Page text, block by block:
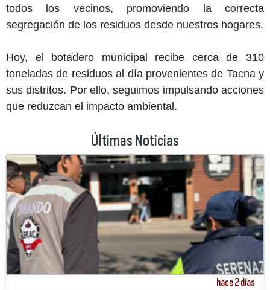
todos los vecinos, promoviendo la correcta
segregación de los residuos desde nuestros hogares.
Hoy, el botadero municipal recibe cerca de 310
toneladas de residuos al día provenientes de Tacna y
sus distritos. Por ello, seguimos impulsando acciones
que reduzcan el impacto ambiental.
Últimas Noticias
hace 2 días